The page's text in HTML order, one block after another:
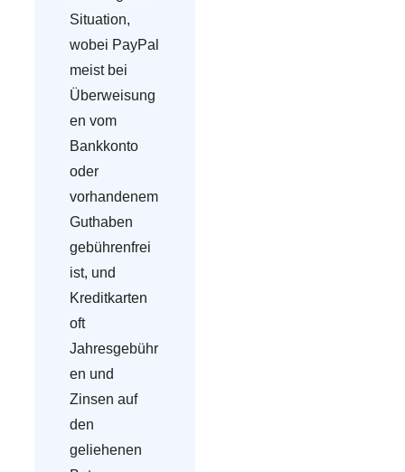
Situation,
wobei PayPal
meist bei
Überweisung
en vom
Bankkonto
oder
vorhandenem
Guthaben
gebührenfrei
ist, und
Kreditkarten
oft
Jahresgebühr
en und
Zinsen auf
den
geliehenen